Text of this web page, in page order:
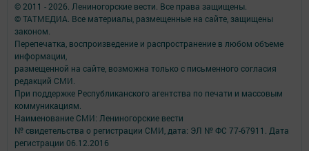
© 2011 - 2026. Лениногорские вести. Все права защищены.
© ТАТМЕДИА. Все материалы, размещенные на сайте, защищены
законом.
Перепечатка, воспроизведение и распространение в любом объеме
информации,
размещенной на сайте, возможна только с письменного согласия
редакций СМИ.
При поддержке Республиканского агентства по печати и массовым
коммуникациям.
Наименование СМИ: Лениногорские вести
№ свидетельства о регистрации СМИ, дата: ЭЛ № ФС 77-67911. Дата
регистрации 06.12.2016